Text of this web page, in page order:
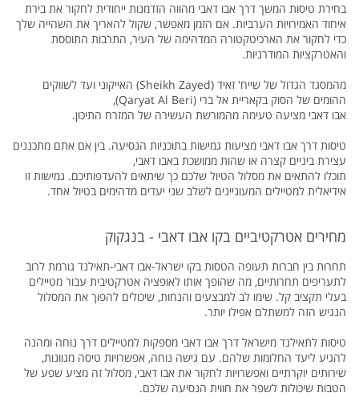
בחירת טיסות המשך דרך אבו דאבי מהווה הזדמנות ייחודית לחקור את בירת
איחוד האמירויות הערביות. אם הזמן מאפשר, שקול להאריך את השהייה שלך
כדי לחקור את הארכיטקטורה המדהימה של העיר, התרבות התוססת
והאטרקציות המודרניות.
מהמסגד הגדול של שייח' זאיד (Sheikh Zayed) האייקוני ועד לשווקים
ההומים של הסוק בקאריית אל ברי (Qaryat Al Beri),
אבו דאבי מציעה טעימה מהמורשת העשירה של המזרח התיכון.
טיסות דרך אבו דאבי מציעות גמישות בתוכניות הנסיעה. בין אם אתם מתכננים
עצירת ביניים קצרה או שהות ממושכת באבו דאבי,
תוכלו להתאים את מסלול הטיול שלכם כך שיתאים להעדפותיכם. גמישות זו
אידיאלית למטיילים המעוניינים לשלב שני יעדים מדהימים בטיול אחד.
מחירים אטרקטיביים בקו אבו דאבי - בנגקוק
תחרות בין חברות תעופה הטסות בקו ישראל-אבו דאבי-תאילנד גורמת לרוב
לתעריפים תחרותיים, מה שהופך אותו לאופציה אטרקטיבית עבור מטיילים
בעלי תקציב קל. שימו לב למבצעים והנחות, שיכולים להפוך את המסלול
הנגיש הזה למשתלם אפילו יותר.
טיסות לתאילנד מישראל דרך אבו דאבי מספקות למטיילים דרך נוחה ומהנה
להגיע ליעד החלומות שלהם. עם גישה נוחה, אפשרויות טיסה מגוונות,
שירותים יוקרתיים ואפשרויות לחקור את אבו דאבי, מסלול זה מציע שפע של
הטבות שיכולות לשפר את חווית הנסיעה שלכם.